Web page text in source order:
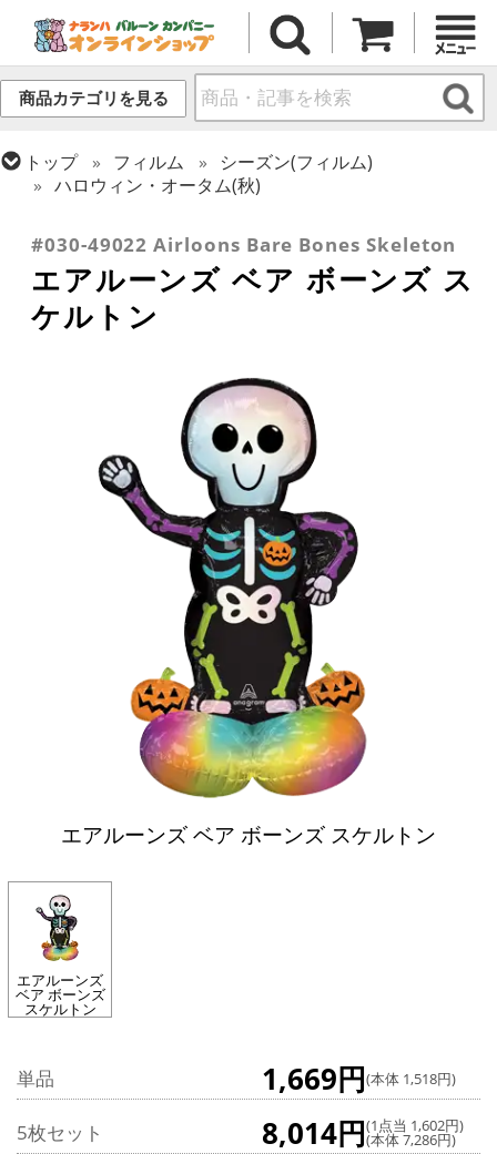
商品カテゴリを見る
トップ フィルム
シーズン(フィルム)
ハロウィン・オータム(秋)
エアー・スタンディング(空気自立型) バルーン
#030-49022 Airloons Bare Bones Skeleton
エアルーンズ ベア ボーンズ ス
ケルトン
エアルーンズ ベア ボーンズ スケルトン
エアルーンズ
ベア ボーンズ
スケルトン
単品 1,669円(本体 1,518円)
5枚セット 8,014円(1点当 1,602円)
(本体 7,286円)